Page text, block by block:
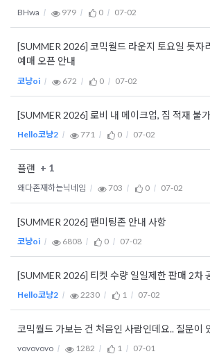
BHwa 979 0 07-02
[SUMMER 2026] 코믹월드 라운지 토요일 돗자
예매 오픈 안내
코냥oi 672 0 07-02
[SUMMER 2026] 로비 내 메이크업, 짐 적재 불
Hello코냥2 771 0 07-02
플랜 + 1
왜다존재하는닉네임 703 0 07-02
[SUMMER 2026] 팬미팅존 안내 사항
코냥oi 6808 0 07-02
[SUMMER 2026] 티켓 수량 일일제한 판매 2차
Hello코냥2 2230 1 07-02
코믹월드 가보는 건 처음인 사람인데요.. 질문이
vovovovo 1282 1 07-01